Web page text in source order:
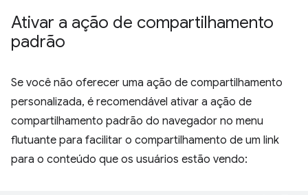
Ativar a ação de compartilhamento
padrão
Se você não oferecer uma ação de compartilhamento
personalizada, é recomendável ativar a ação de
compartilhamento padrão do navegador no menu
flutuante para facilitar o compartilhamento de um link
para o conteúdo que os usuários estão vendo: